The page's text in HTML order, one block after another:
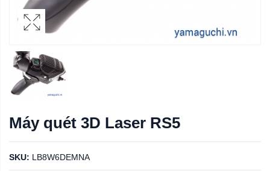
Máy quét 3D Laser RS5
SKU: LB8W6DEMNA